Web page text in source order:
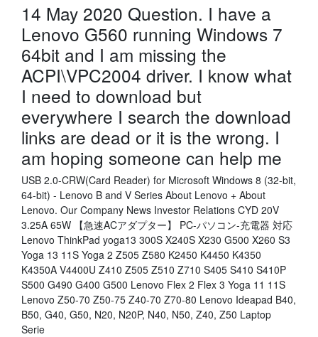
14 May 2020 Question. I have a
Lenovo G560 running Windows 7
64bit and I am missing the
ACPI\VPC2004 driver. I know what
I need to download but
everywhere I search the download
links are dead or it is the wrong. I
am hoping someone can help me
USB 2.0-CRW(Card Reader) for Microsoft Windows 8 (32-bit,
64-bit) - Lenovo B and V Series About Lenovo + About
Lenovo. Our Company News Investor Relations CYD 20V
3.25A 65W 【急速ACアダプター】 PC-パソコン-充電器 対応
Lenovo ThinkPad yoga13 300S X240S X230 G500 X260 S3
Yoga 13 11S Yoga 2 Z505 Z580 K2450 K4450 K4350
K4350A V4400U Z410 Z505 Z510 Z710 S405 S410 S410P
S500 G490 G400 G500 Lenovo Flex 2 Flex 3 Yoga 11 11S
Lenovo Z50-70 Z50-75 Z40-70 Z70-80 Lenovo Ideapad B40,
B50, G40, G50, N20, N20P, N40, N50, Z40, Z50 Laptop
Serie